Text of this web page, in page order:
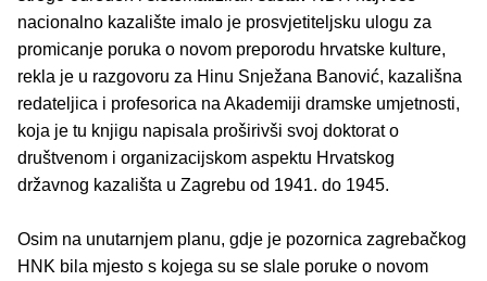
nacionalno kazalište imalo je prosvjetiteljsku ulogu za
promicanje poruka o novom preporodu hrvatske kulture,
rekla je u razgovoru za Hinu Snježana Banović, kazališna
redateljica i profesorica na Akademiji dramske umjetnosti,
koja je tu knjigu napisala proširivši svoj doktorat o
društvenom i organizacijskom aspektu Hrvatskog
državnog kazališta u Zagrebu od 1941. do 1945.
Osim na unutarnjem planu, gdje je pozornica zagrebačkog
HNK bila mjesto s kojega su se slale poruke o novom